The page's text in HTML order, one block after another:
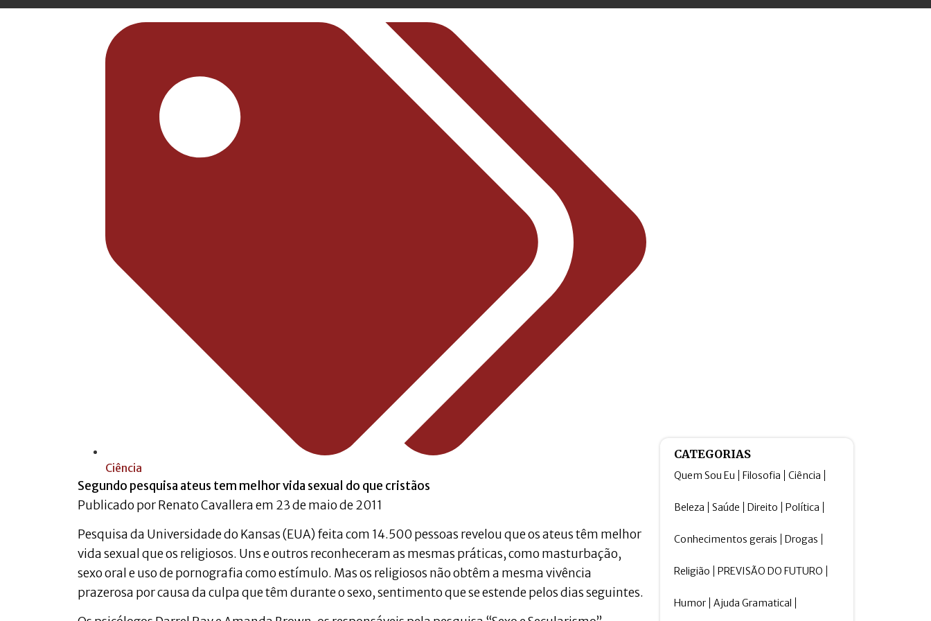
Ciência
Segundo pesquisa ateus tem melhor vida sexual do que cristãos
Publicado por Renato Cavallera em 23 de maio de 2011
Pesquisa da Universidade do Kansas (EUA) feita com 14.500 pessoas revelou que os ateus têm melhor
vida sexual que os religiosos. Uns e outros reconheceram as mesmas práticas, como masturbação,
sexo oral e uso de pornografia como estímulo. Mas os religiosos não obtêm a mesma vivência
prazerosa por causa da culpa que têm durante o sexo, sentimento que se estende pelos dias seguintes.
CATEGORIAS
Quem Sou Eu Filosofia Ciência
Beleza Saúde Direito Política
Conhecimentos gerais Drogas
Religião PREVISÃO DO FUTURO
Humor Ajuda Gramatical